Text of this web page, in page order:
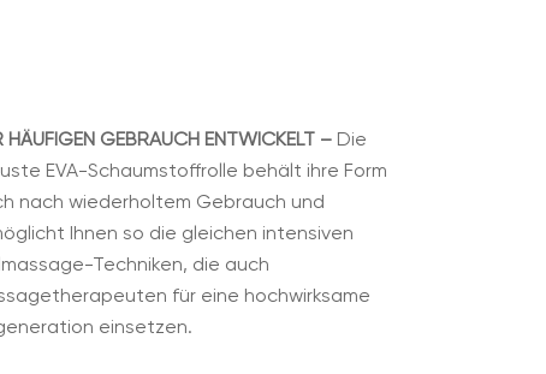
HÄUFIGEN GEBRAUCH ENTWICKELT –Die
EVA-Schaumstoffrolle behält ihre Form
nach wiederholtem Gebrauch und
Ihnen so die gleichen intensiven
Techniken, die auch
für eine hochwirksame
einsetzen.